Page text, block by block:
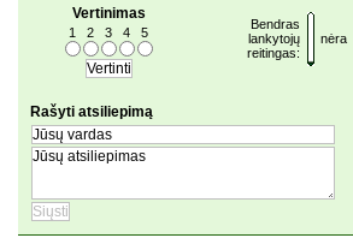
Vertinimas
1 2 3 4 5
Bendras
lankytojų
reitingas:
nėra
Rašyti atsiliepimą